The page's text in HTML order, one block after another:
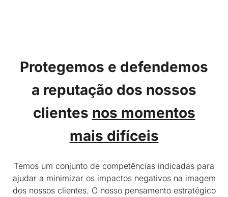
Protegemos e defendemos
a reputação dos nossos
clientes nos momentos
mais difíceis
Temos um conjunto de competências indicadas para
ajudar a minimizar os impactos negativos na imagem
dos nossos clientes. O nosso pensamento estratégico